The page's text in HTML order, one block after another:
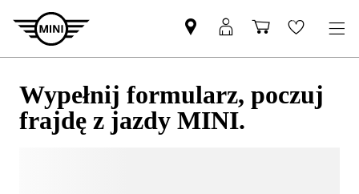
Wypełnij formularz, poczuj
frajdę z jazdy MINI.